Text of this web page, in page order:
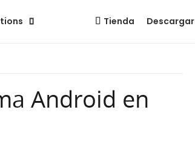
Tienda Descargar
Descargar Comprar
Android en